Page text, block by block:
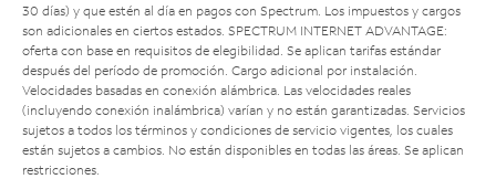
30 días) y que estén al día en pagos con Spectrum. Los impuestos y cargos
son adicionales en ciertos estados. SPECTRUM INTERNET ADVANTAGE:
oferta con base en requisitos de elegibilidad. Se aplican tarifas estándar
después del período de promoción. Cargo adicional por instalación.
Velocidades basadas en conexión alámbrica. Las velocidades reales
(incluyendo conexión inalámbrica) varían y no están garantizadas. Servicios
sujetos a todos los términos y condiciones de servicio vigentes, los cuales
están sujetos a cambios. No están disponibles en todas las áreas. Se aplican
restricciones.